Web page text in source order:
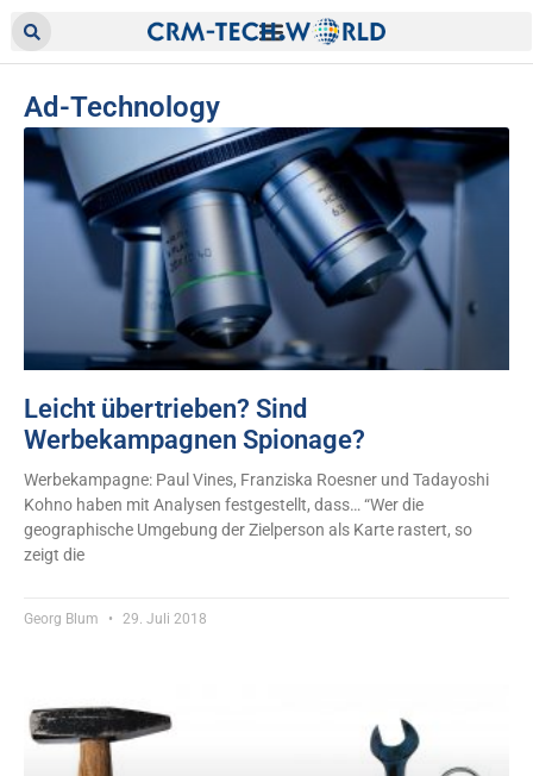
Ad-Technology
Leicht übertrieben? Sind
Werbekampagnen Spionage?
Werbekampagne: Paul Vines, Franziska Roesner und Tadayoshi
Kohno haben mit Analysen festgestellt, dass… “Wer die
geographische Umgebung der Zielperson als Karte rastert, so
zeigt die
Georg Blum 29. Juli 2018